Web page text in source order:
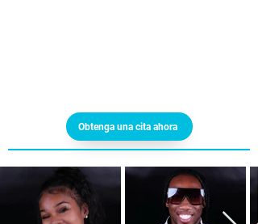
Obtenga una cita ahora